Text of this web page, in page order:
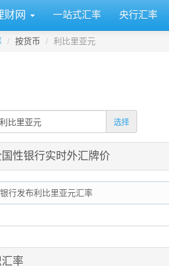
财网 一站式汇率 央行汇率
按货币 利比里亚元
选择
性银行实时外汇牌价
行发布利比里亚元汇率
率